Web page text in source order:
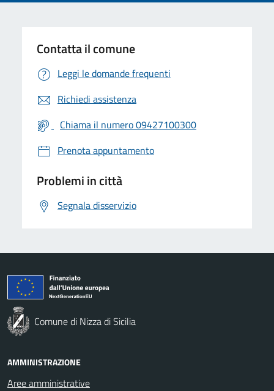
Contatta il comune
Leggi le domande frequenti
Richiedi assistenza
Chiama il numero 09427100300
Prenota appuntamento
Problemi in città
Segnala disservizio
Comune di Nizza di Sicilia
AMMINISTRAZIONE
Aree amministrative